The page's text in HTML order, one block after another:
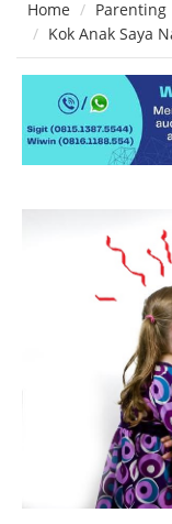
Home
Parenting
Kok Anak Saya